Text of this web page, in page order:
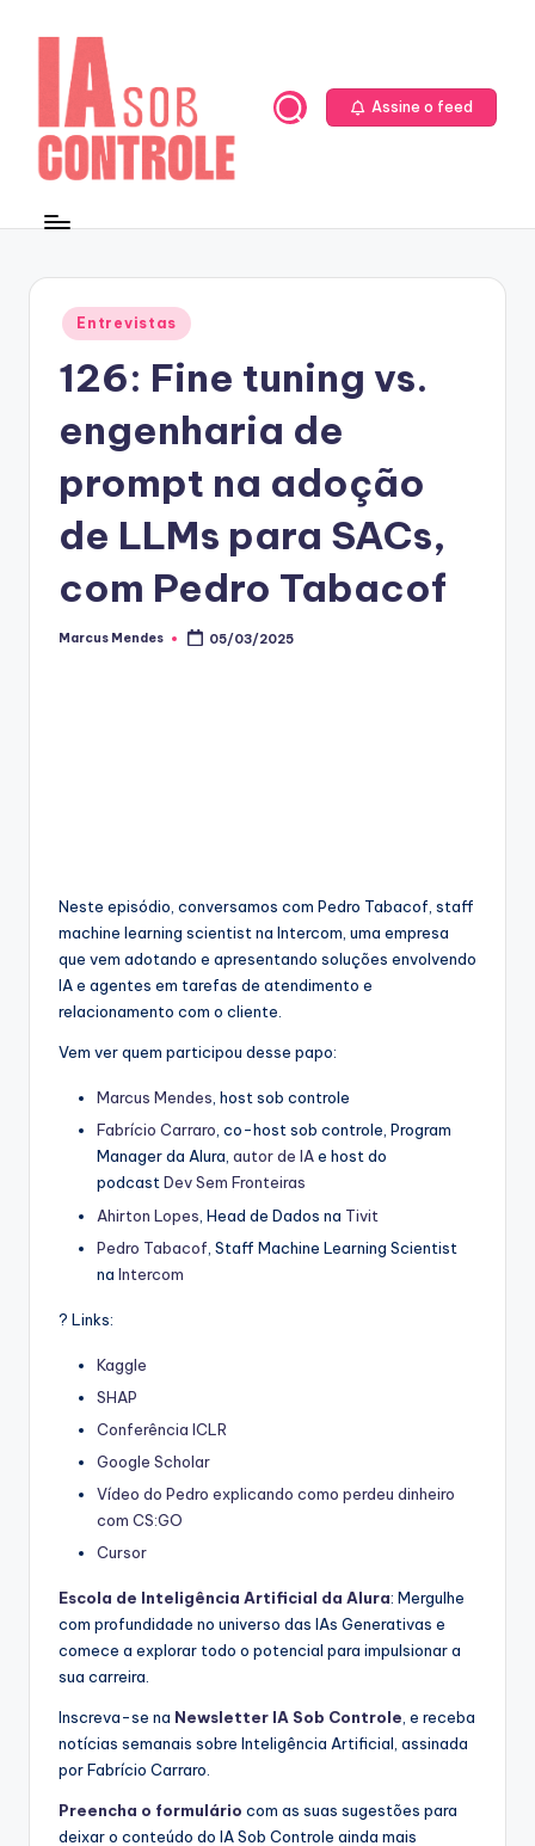
Assine o feed
Posted
in
Entrevistas
126: Fine tuning vs.
engenharia de
prompt na adoção
de LLMs para SACs,
com Pedro Tabacof
Posted
Marcus Mendes 05/03/2025
Neste episódio, conversamos com Pedro Tabacof, staff
machine learning scientist na Intercom, uma empresa
que vem adotando e apresentando soluções envolvendo
IA e agentes em tarefas de atendimento e
relacionamento com o cliente.
Vem ver quem participou desse papo:
Marcus Mendes, host sob controle
Fabrício Carraro, co-host sob controle, Program
Manager da Alura, autor de IAe host do
podcastDev Sem Fronteiras
Ahirton Lopes , Head de Dados na Tivit
Pedro Tabacof , Staff Machine Learning Scientist
na Intercom
? Links:
Kaggle
SHAP
Conferência ICLR
Google Scholar
Vídeo do Pedro explicando como perdeu dinheiro
com CS:GO
Cursor
Escola de Inteligência Artificial da Alura: Mergulhe
com profundidade no universo das IAs Generativas e
comece a explorar todo o potencial para impulsionar a
sua carreira.
Inscreva-se na Newsletter IA Sob Controle, e receba
notícias semanais sobre Inteligência Artificial, assinada
por Fabrício Carraro.
Preencha o formulário com as suas sugestões para
deixar o conteúdo do IA Sob Controle ainda mais